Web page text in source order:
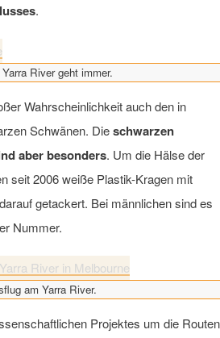
.
River geht immer.
Wahrscheinlichkeit auch den in
Schwänen. Dieschwarzen
aber besonders. Um die Hälse der
seit 2006 weiße Plastik-Kragen mit
getackert. Bei männlichen sind es
Nummer.
am Yarra River.
Projektes um die Routen